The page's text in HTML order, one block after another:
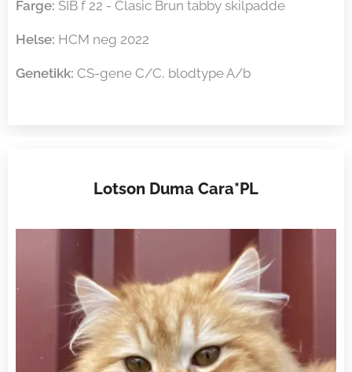
Farge: SIB f 22 - Clasic Brun tabby skilpadde
Helse: HCM neg 2022
Genetikk: CS-gene C/C, blodtype A/b
Lotson Duma Cara*PL